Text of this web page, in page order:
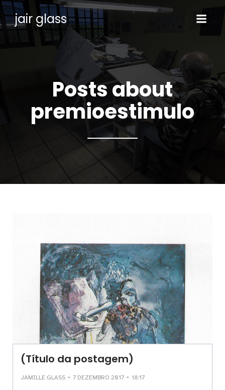
jair glass
Posts about
premioestimulo
(Título da postagem)
JAMILLE GLASS - 7 DEZEMBRO 2017 - 18:17